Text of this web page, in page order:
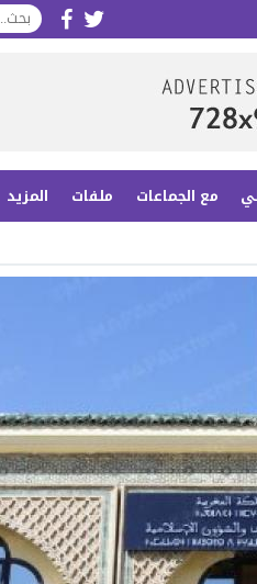
مع الجماعات ملفات
المزيد